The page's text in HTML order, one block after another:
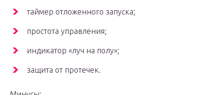
таймер отложенного запуска;
простота управления;
индикатор «луч на полу»;
защита от протечек.